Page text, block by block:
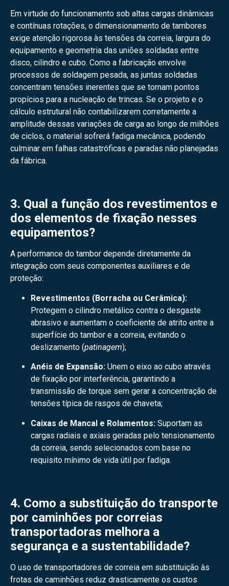
Em virtude do funcionamento sob altas cargas dinâmicas
e contínuas rotações, o dimensionamento de tambores
exige atenção rigorosa às tensões da correia, largura do
equipamento e geometria das uniões soldadas entre
disco, cilindro e cubo. Como a fabricação envolve
processos de soldagem pesada, as juntas soldadas
concentram tensões inerentes que se tornam pontos
propícios para a nucleação de trincas. Se o projeto e o
cálculo estrutural não contabilizarem corretamente a
amplitude dessas variações de carga ao longo de milhões
de ciclos, o material sofrerá fadiga mecânica, podendo
culminar em falhas catastróficas e paradas não planejadas
da fábrica.
3. Qual a função dos revestimentos e
dos elementos de fixação nesses
equipamentos?
A performance do tambor depende diretamente da
integração com seus componentes auxiliares e de
proteção:
Revestimentos (Borracha ou Cerâmica):
Protegem o cilindro metálico contra o desgaste
abrasivo e aumentam o coeficiente de atrito entre a
superfície do tambor e a correia, evitando o
deslizamento (patinagem);
Anéis de Expansão: Unem o eixo ao cubo através
de fixação por interferência, garantindo a
transmissão de torque sem gerar a concentração de
tensões típica de rasgos de chaveta;
Caixas de Mancal e Rolamentos: Suportam as
cargas radiais e axiais geradas pelo tensionamento
da correia, sendo selecionados com base no
requisito mínimo de vida útil por fadiga.
4. Como a substituição do transporte
por caminhões por correias
transportadoras melhora a
segurança e a sustentabilidade?
O uso de transportadores de correia em substituição às
frotas de caminhões reduz drasticamente os custos